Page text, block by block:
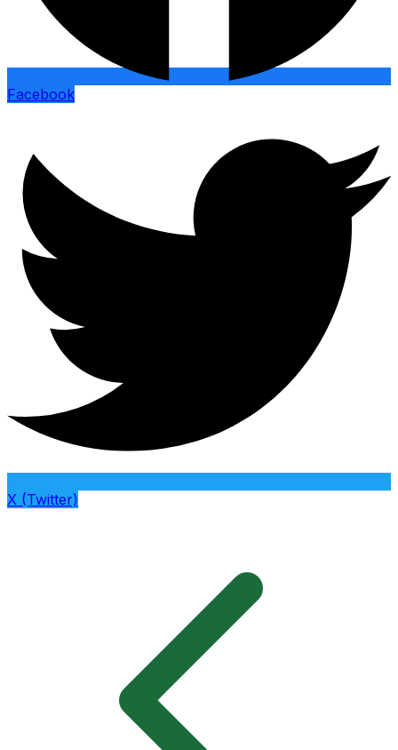
Facebook
X (Twitter)